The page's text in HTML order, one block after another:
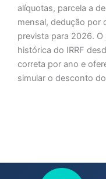
alíquotas, parcela a
mensal, dedução por
prevista para 2026.
histórica do IRRF
correta por ano e
simular o desconto